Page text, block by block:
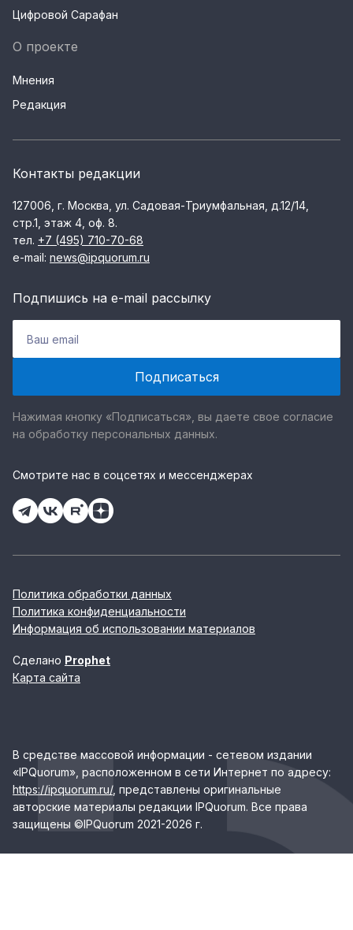
Цифровой Сарафан
О проекте
Мнения
Редакция
Контакты редакции
127006, г. Москва, ул. Садовая-Триумфальная, д.12/14,
стр.1, этаж 4, оф. 8.
тел. +7 (495) 710-70-68
e-mail: news@ipquorum.ru
Подпишись на e-mail рассылку
Нажимая кнопку «Подписаться», вы даете свое согласие
на обработку персональных данных.
Смотрите нас в соцсетях и мессенджерах
Политика обработки данных
Политика конфиденциальности
Информация об использовании материалов
Сделано Prophet
Карта сайта
В средстве массовой информации - сетевом издании
«IPQuorum», расположенном в сети Интернет по адресу:
https://ipquorum.ru/, представлены оригинальные
авторские материалы редакции IPQuorum. Все права
защищены ©IPQuorum 2021-2026 г.